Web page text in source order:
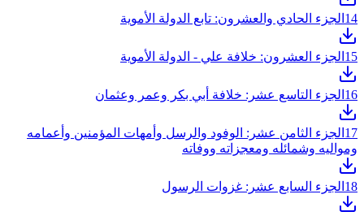
14 الجزء الحادي والعشرون: تابع الدولة الأموية
15 الجزء العشرون: خلافة علي - الدولة الأموية
16 الجزء التاسع عشر: خلافة أبي بكر وعمر وعثمان
17 الجزء الثامن عشر: الوفود والرسل وأمهات المؤمنين وأعمامه
ومواليه وشمائله ومعجزاته ووفاته
18 الجزء السابع عشر: غزوات الرسول